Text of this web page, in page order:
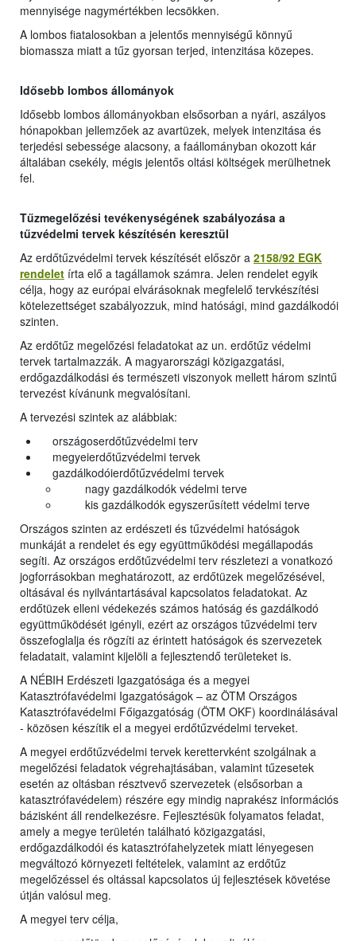
mennyisége nagymértékben lecsökken.
A lombos fiatalosokban a jelentős mennyiségű könnyű
biomassza miatt a tűz gyorsan terjed, intenzitása közepes.
Idősebb lombos állományok
Idősebb lombos állományokban elsősorban a nyári, aszályos
hónapokban jellemzőek az avartüzek, melyek intenzitása és
terjedési sebessége alacsony, a faállományban okozott kár
általában csekély, mégis jelentős oltási költségek merülhetnek
fel.
Tűzmegelőzési tevékenységének szabályozása a
tűzvédelmi tervek készítésén keresztül
Az erdőtűzvédelmi tervek készítését először a 2158/92 EGK
rendelet írta elő a tagállamok számra. Jelen rendelet egyik
célja, hogy az európai elvárásoknak megfelelő tervkészítési
kötelezettséget szabályozzuk, mind hatósági, mind gazdálkodói
szinten.
Az erdőtűz megelőzési feladatokat az un. erdőtűz védelmi
tervek tartalmazzák. A magyarországi közigazgatási,
erdőgazdálkodási és természeti viszonyok mellett három szintű
tervezést kívánunk megvalósítani.
A tervezési szintek az alábbiak:
országoserdőtűzvédelmi terv
megyeierdőtűzvédelmi tervek
gazdálkodóierdőtűzvédelmi tervek
nagy gazdálkodók védelmi terve
kis gazdálkodók egyszerűsített védelmi terve
Országos szinten az erdészeti és tűzvédelmi hatóságok
munkáját a rendelet és egy együttműködési megállapodás
segíti. Az országos erdőtűzvédelmi terv részletezi a vonatkozó
jogforrásokban meghatározott, az erdőtüzek megelőzésével,
oltásával és nyilvántartásával kapcsolatos feladatokat. Az
erdőtüzek elleni védekezés számos hatóság és gazdálkodó
együttműködését igényli, ezért az országos tűzvédelmi terv
összefoglalja és rögzíti az érintett hatóságok és szervezetek
feladatait, valamint kijelöli a fejlesztendő területeket is.
A NÉBIH Erdészeti Igazgatósága és a megyei
Katasztrófavédelmi Igazgatóságok – az ÖTM Országos
Katasztrófavédelmi Főigazgatóság (ÖTM OKF) koordinálásával
- közösen készítik el a megyei erdőtűzvédelmi terveket.
A megyei erdőtűzvédelmi tervek kerettervként szolgálnak a
megelőzési feladatok végrehajtásában, valamint tűzesetek
esetén az oltásban résztvevő szervezetek (elsősorban a
katasztrófavédelem) részére egy mindig naprakész információs
bázisként áll rendelkezésre. Fejlesztésük folyamatos feladat,
amely a megye területén található közigazgatási,
erdőgazdálkodói és katasztrófahelyzetek miatt lényegesen
megváltozó környezeti feltételek, valamint az erdőtűz
megelőzéssel és oltással kapcsolatos új fejlesztések követése
útján valósul meg.
A megyei terv célja,